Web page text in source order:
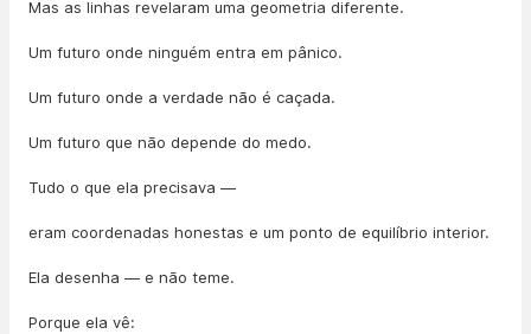
Mas as linhas revelaram uma geometria diferente.
Um futuro onde ninguém entra em pânico.
Um futuro onde a verdade não é caçada.
Um futuro que não depende do medo.
Tudo o que ela precisava —
eram coordenadas honestas e um ponto de equilíbrio interior.
Ela desenha — e não teme.
Porque ela vê: